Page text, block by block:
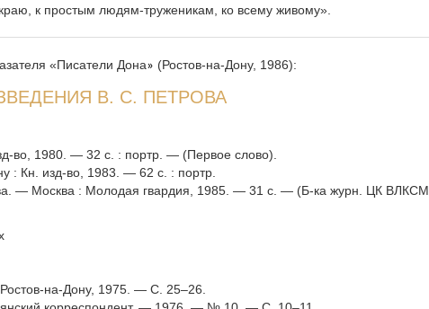
к простым людям-труженикам, ко всему живому».
«Писатели Дона» (Ростов-на-Дону, 1986):
В. С. ПЕТРОВА
во, 1980. — 32 с. : портр. — (Первое слово).
: Кн. изд-во, 1983. — 62 с. : портр.
— Москва : Молодая гвардия, 1985. — 31 с. — (Б-ка журн. ЦК ВЛКСМ
на-Дону, 1975. — С. 25–26.